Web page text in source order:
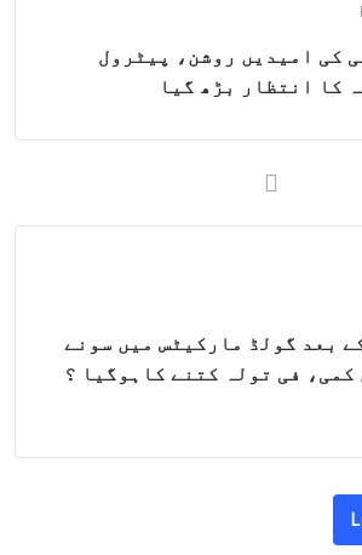
کی امیدیں روشن، پیٹرول
کا انتظار بڑھ گیا
بعد گولڈ مارکیٹس میں سونے
کمی، فی تولہ کتنے کاہوگیا ؟